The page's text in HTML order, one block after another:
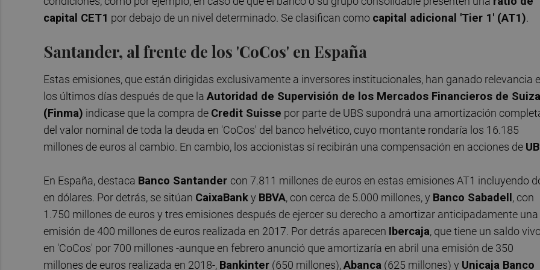
capital CET1 por debajo de un nivel determinado. Se clasifican como capital adicional 'Tier 1' (AT1).
Santander, al frente de los 'CoCos' en España
Estas emisiones, que están dirigidas exclusivamente a inversores institucionales, han ganado relevancia
los últimos días después de que la Autoridad de Supervisión de los Mercados Financieros de Suiza
(Finma) indicase que la compra de Credit Suisse por parte de UBS supondrá una amortización
del valor nominal de toda la deuda en 'CoCos' del banco helvético, cuyo montante rondaría los 16.185
millones de euros al cambio. En cambio, los accionistas sí recibirán una compensación en acciones de
En España, destaca Banco Santander con 7.811 millones de euros en estas emisiones AT1 incluyendo
en dólares. Por detrás, se sitúan CaixaBanky BBVA, con cerca de 5.000 millones, y Banco Sabadell , con
1.750 millones de euros y tres emisiones después de ejercer su derecho a amortizar anticipadamente una
emisión de 400 millones de euros realizada en 2017. Por detrás aparecen Ibercaja, que tiene un saldo
en 'CoCos' por 700 millones -aunque en febrero anunció que amortizaría en abril una emisión de 350
millones de euros realizada en 2018-, Bankinter (650 millones),Abanca (625 millones) y Unicaja Banco